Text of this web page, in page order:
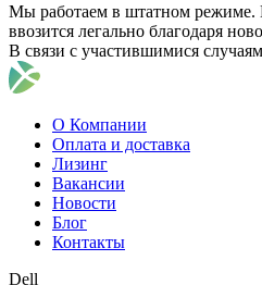
Мы работаем в штатном режиме.
ввозится легально благодаря
В связи с участившимися
О Компании
Оплата и доставка
Лизинг
Вакансии
Новости
Блог
Контакты
Dell